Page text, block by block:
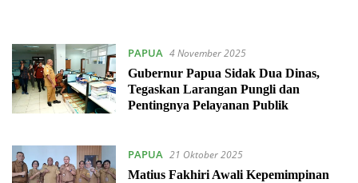
PAPUA 4 November 2025
Gubernur Papua Sidak Dua Dinas,
Tegaskan Larangan Pungli dan
Pentingnya Pelayanan Publik
PAPUA 21 Oktober 2025
Matius Fakhiri Awali Kepemimpinan